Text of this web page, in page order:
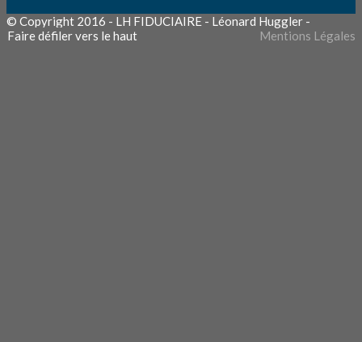
© Copyright 2016 - LH FIDUCIAIRE - Léonard Huggler
Mentions Légales
-
Faire défiler vers le haut